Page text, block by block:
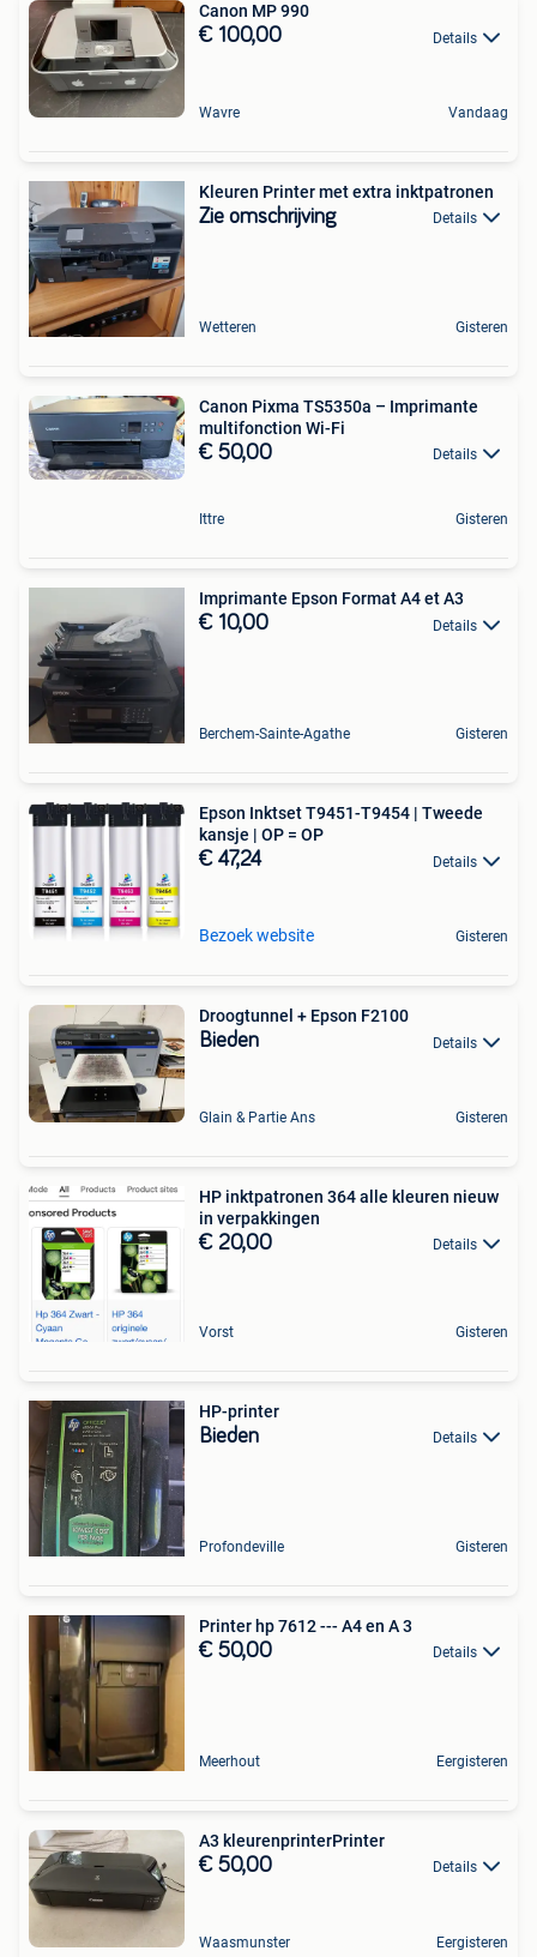
Canon MP 990
€ 100,00 Details
Wavre Vandaag
Kleuren Printer met extra inktpatronen
Zie omschrijving Details
Wetteren Gisteren
Canon Pixma TS5350a – Imprimante
multifonction Wi-Fi
€ 50,00 Details
Ittre Gisteren
Imprimante Epson Format A4 et A3
€ 10,00 Details
Berchem-Sainte-Agathe Gisteren
Epson Inktset T9451-T9454 | Tweede
kansje | OP = OP
€ 47,24 Details
Bezoek website Gisteren
Droogtunnel + Epson F2100
Bieden Details
Glain & Partie Ans Gisteren
HP inktpatronen 364 alle kleuren nieuw
in verpakkingen
€ 20,00 Details
Vorst Gisteren
HP-printer
Bieden Details
Profondeville Gisteren
Printer hp 7612 --- A4 en A 3
€ 50,00 Details
Meerhout Eergisteren
A3 kleurenprinterPrinter
€ 50,00 Details
Waasmunster Eergisteren